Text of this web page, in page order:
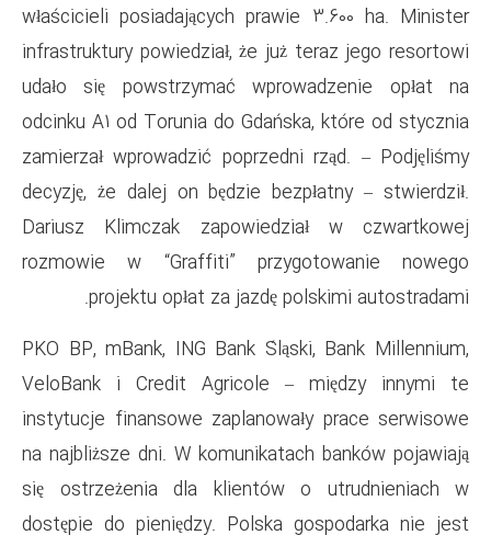
właścicieli posiadających
infrastruktury powiedział, że
udało się powstrzymać
odcinku A1 od Torunia do
zamierzał wprowadzić
decyzję, że dalej on będzie
Dariusz Klimczak
rozmowie w “Graffiti”
projektu opłat za
PKO BP, mBank, ING Bank
VeloBank i Credit Agricole
instytucje finansowe
na najbliższe dni. W
się ostrzeżenia dla
dostępie do pieniędzy.